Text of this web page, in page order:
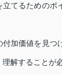
てるためのポ
付加価値を見つ
解することが